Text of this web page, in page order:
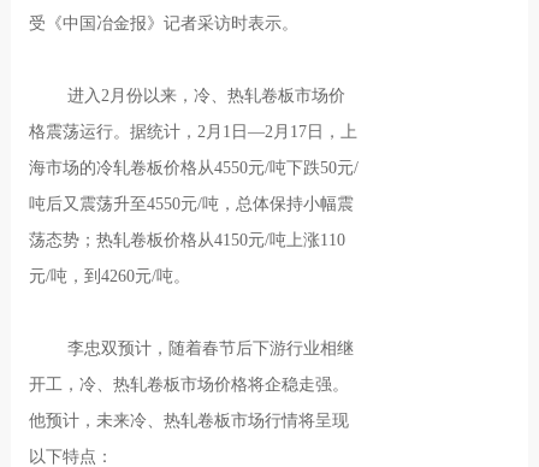
受《中国冶金报》记者采访时表示。
进入2月份以来，冷、热轧卷板市场价
格震荡运行。据统计，2月1日—2月17日，上
海市场的冷轧卷板价格从4550元/吨下跌50元/
吨后又震荡升至4550元/吨，总体保持小幅震
荡态势；热轧卷板价格从4150元/吨上涨110
元/吨，到4260元/吨。
李忠双预计，随着春节后下游行业相继
开工，冷、热轧卷板市场价格将企稳走强。
他预计，未来冷、热轧卷板市场行情将呈现
以下特点：